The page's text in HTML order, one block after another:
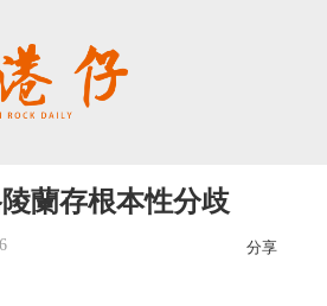
蘭存根本性分歧
分享